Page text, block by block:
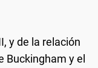
y de la relación
Buckingham y el